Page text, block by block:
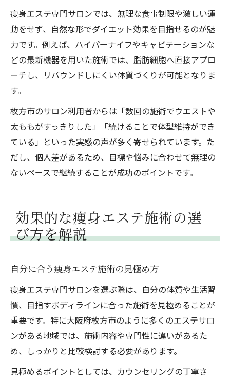
痩身エステ専門サロンでは、無理な食事制限や激しい運
動をせず、自然な形でダイエット効果を目指せるのが魅
力です。例えば、ハイパーナイフやキャビテーションな
どの最新機器を用いた施術では、脂肪細胞へ直接アプロ
ーチし、リバウンドしにくい体質づくりが可能となりま
す。
枚方市のサロン利用者からは「数回の施術でウエストや
太ももがすっきりした」「続けることで体型維持ができ
ている」といった実感の声が多く寄せられています。た
だし、個人差があるため、目標や悩みに合わせて無理の
ないペースで継続することが成功のポイントです。
効果的な痩身エステ施術の選
び方を解説
自分に合う痩身エステ施術の見極め方
痩身エステ専門サロンを選ぶ際は、自分の体質や生活習
慣、目指すボディラインに合った施術を見極めることが
重要です。特に大阪府枚方市のように多くのエステサロ
ンがある地域では、施術内容や専門性に違いがあるた
め、しっかりと比較検討する必要があります。
見極めるポイントとしては、カウンセリングの丁寧さ